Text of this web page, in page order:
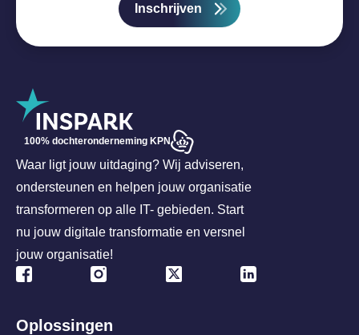
Inschrijven
100% dochteronderneming KPN
Waar ligt jouw uitdaging? Wij adviseren,
ondersteunen en helpen jouw organisatie
transformeren op alle IT- gebieden. Start
nu jouw digitale transformatie en versnel
jouw organisatie!
Oplossingen